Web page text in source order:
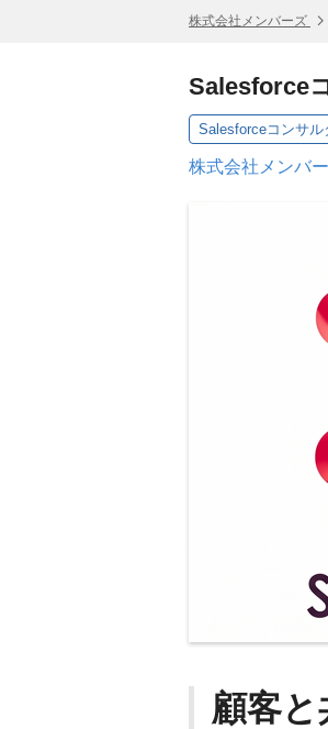
株式会社メンバーズ
Salesforce
Salesforceコンサル
株式会社メンバ
顧客